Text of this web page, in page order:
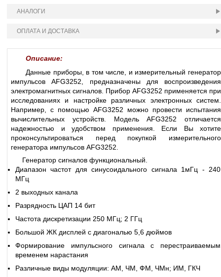
АНАЛОГИ
ОПЛАТА И ДОСТАВКА
Описание:
Данные приборы, в том числе, и измерительный генератор
импульсов AFG3252, предназначены для воспроизведения
электромагнитных сигналов. Прибор AFG3252 применяется при
исследованиях и настройке различных электронных систем.
Например, с помощью AFG3252 можно провести испытания
вычислительных устройств. Модель AFG3252 отличается
надежностью и удобством применения. Если Вы хотите
проконсультироваться перед покупкой измерительного
генератора импульсов AFG3252.
Генератор сигналов функциональный.
Диапазон частот для синусоидального сигнала 1мГц - 240
МГц
2 выходных канала
Разрядность ЦАП 14 бит
Частота дискретизации 250 МГц; 2 ГГц
Большой ЖК дисплей с диагональю 5,6 дюймов
Формирование импульсного сигнала с перестраиваемым
временем нарастания
Различные виды модуляции: АМ, ЧМ, ФМ, ЧМн; ИМ, ГКЧ